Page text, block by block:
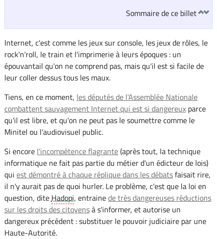
Sommaire de ce billet
Internet, c'est comme les jeux sur console, les jeux de rôles, le
rock'n'roll, le train et l'imprimerie à leurs époques : un
épouvantail qu'on ne comprend pas, mais qu'il est si facile de
leur coller dessus tous les maux.
Tiens, en ce moment, les députés de l'Assemblée Nationale
combattent sauvagement Internet qui est si dangereuxparce
qu'il est libre, et qu'on ne peut pas le soumettre comme le
Minitel ou l'audiovisuel public.
Si encore l'incompétence flagrante(après tout, la technique
informatique ne fait pas partie du métier d'un édicteur de lois)
qui est démontré à chaque réplique dans les débatsfaisait rire,
il n'y aurait pas de quoi hurler. Le problème, c'est que la loi en
question, dite Hadopi, entrainede très dangereuses réductions
sur les droits des citoyensà s'informer, et autorise un
dangereux précédent : substituer le pouvoir judiciaire par une
Haute-Autorité.